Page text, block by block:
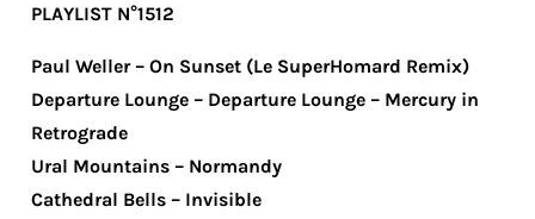
PLAYLIST N°1512
Paul Weller – On Sunset (Le SuperHomard Remix)
Departure Lounge – Departure Lounge – Mercury in
Retrograde
Ural Mountains – Normandy
Cathedral Bells – Invisible